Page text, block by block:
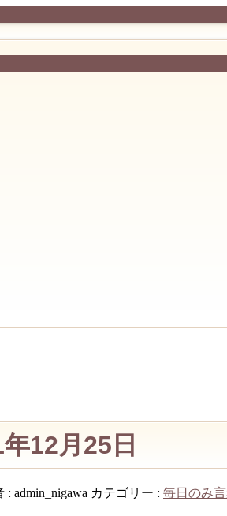
12月25日
: admin_nigawa カテゴリー : 毎日のみ